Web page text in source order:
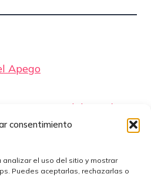
consentimiento
el uso del sitio y mostrar
Puedes aceptarlas, rechazarlas o
Apego
no te saca del patrón